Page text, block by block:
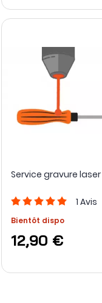
Service gravure laser
1 Avis
Bientôt dispo
12,90 €